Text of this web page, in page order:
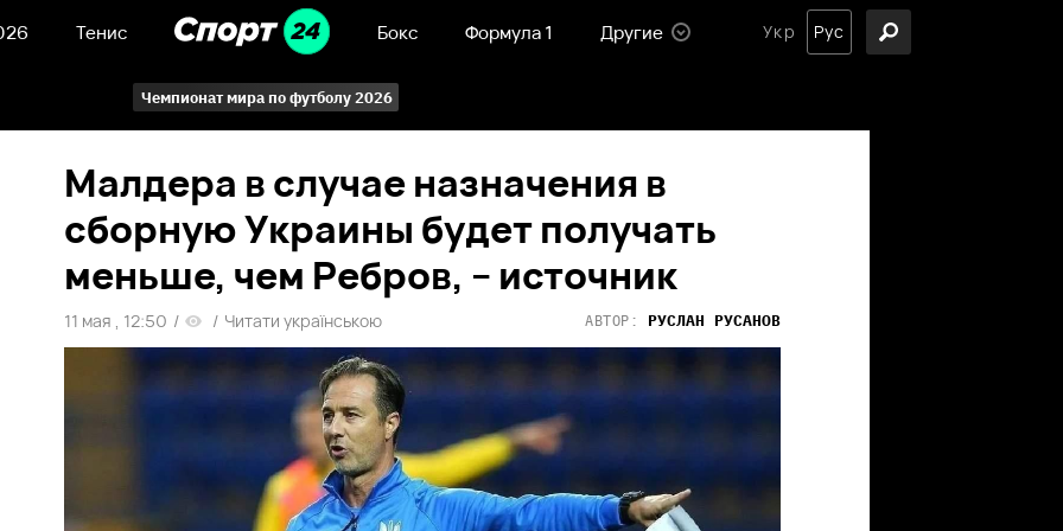
Тенис Бокс Формула 1 Другие Укр Рус
Чемпионат мира по футболу 2026
Малдера в случае назначения в
сборную Украины будет получать
меньше, чем Ребров, – источник
11 мая , 12:50 / / Читати українською АВТОР: РУСЛАН РУСАНОВ